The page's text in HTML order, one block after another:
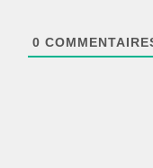
0